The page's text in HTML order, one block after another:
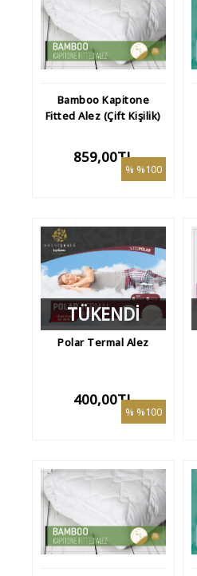
%100
Bamboo Kapitone
Fitted Alez (Çift Kişilik)
859,00TL
%100
TÜKENDİ
Polar Termal Alez
400,00TL